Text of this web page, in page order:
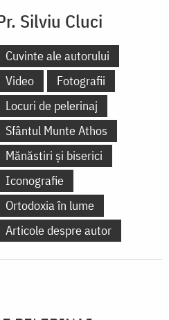
Silviu Cluci
Cuvinte ale autorului
Video
Fotografii
Locuri de pelerinaj
Sfântul Munte Athos
Mănăstiri și biserici
Iconografie
Ortodoxia în lume
Articole despre autor